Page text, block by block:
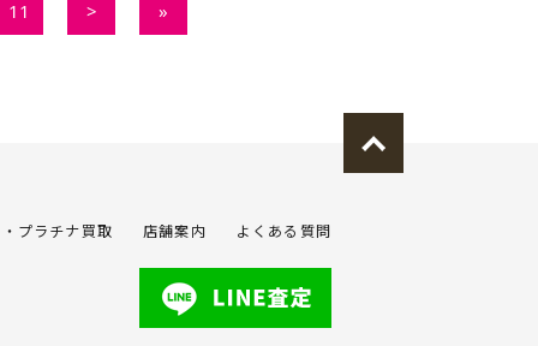
11 > »
プラチナ買取 店舗案内 よくある質問